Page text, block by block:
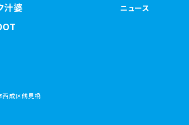
汁婆
ニュース
成区鶴見橋